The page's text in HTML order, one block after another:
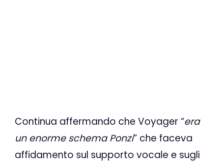
Continua affermando che Voyager “era
un enorme schema Ponzi” che faceva
affidamento sul supporto vocale e sugli